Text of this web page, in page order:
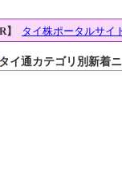
】 タイ株ポータルサイ
タイ通カテゴリ別新着